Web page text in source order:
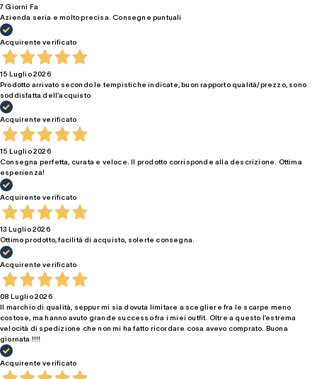
7 Giorni Fa
Azienda seria e molto precisa. Consegne puntuali
Acquirente verificato
15 Luglio 2026
Prodotto arrivato secondo le tempistiche indicate, buon rapporto qualità/prezzo, sono
soddisfatta dell’acquisto
Acquirente verificato
15 Luglio 2026
Consegna perfetta, curata e veloce. Il prodotto corrisponde alla descrizione. Ottima
esperienza!
Acquirente verificato
13 Luglio 2026
Ottimo prodotto, facilità di acquisto, solerte consegna.
Acquirente verificato
08 Luglio 2026
Il marchio di qualità, seppur mi sia dovuta limitare a scegliere fra le scarpe meno
costose, ma hanno avuto grande successo fra i miei outfit. Oltre a questo l’estrema
velocità di spedizione che non mi ha fatto ricordare cosa avevo comprato. Buona
giornata !!!!
Acquirente verificato